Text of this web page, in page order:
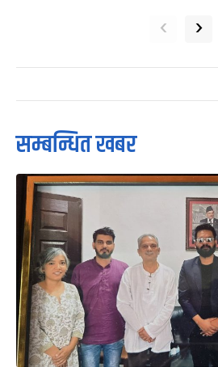
‹ ›
सम्बन्धित खबर